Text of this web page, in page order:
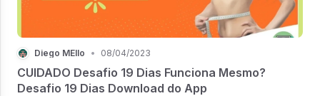
Diego MEllo • 08/04/2023
CUIDADO Desafio 19 Dias Funciona Mesmo?
Desafio 19 Dias Download do App